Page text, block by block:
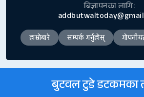
बिज्ञापनका लागि:
हाम्रोबारे सम्पर्क गर्नुहोस्
बुटवल टुडे डटकमका